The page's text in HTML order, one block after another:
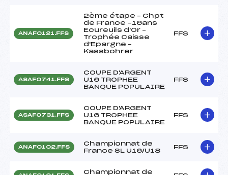
ANAF0121.FFS
2ème étape – Chpt
de France -16ans
Ecureuils d'Or –
Trophée Caisse
d'Epargne –
Kassbohrer
FFS
ASAF0741.FFS
COUPE D'ARGENT
U16 TROPHEE
BANQUE POPULAIRE
FFS
ASAF0731.FFS
COUPE D'ARGENT
U16 TROPHEE
BANQUE POPULAIRE
FFS
ANAF0102.FFS
Championnat de
France SL U16/U18
FFS
Championnat de